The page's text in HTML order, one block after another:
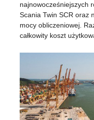
najnowocześniejszych
Scania Twin SCR oraz
mocy obliczeniowej.
całkowity koszt